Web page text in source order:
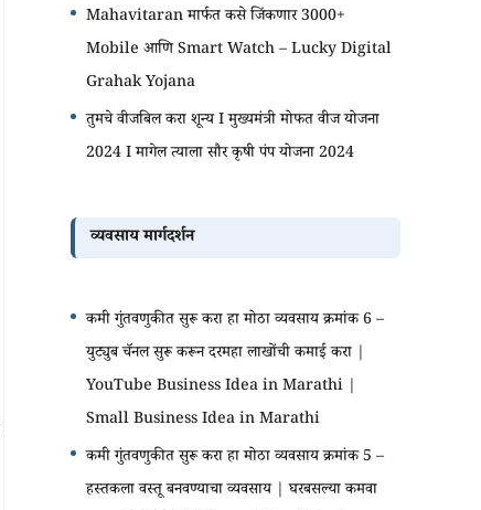
Mahavitaran मार्फत कसे जिंकणार 3000+
Mobile आणि Smart Watch – Lucky Digital
Grahak Yojana
तुमचे वीजबिल करा शून्य I मुख्यमंत्री मोफत वीज योजना
2024 I मागेल त्याला सौर कृषी पंप योजना 2024
व्यवसाय मार्गदर्शन
कमी गुंतवणुकीत सुरू करा हा मोठा व्यवसाय क्रमांक 6 –
युट्युब चॅनल सुरू करून दरमहा लाखोंची कमाई करा |
YouTube Business Idea in Marathi |
Small Business Idea in Marathi
कमी गुंतवणुकीत सुरू करा हा मोठा व्यवसाय क्रमांक 5 –
हस्तकला वस्तू बनवण्याचा व्यवसाय | घरबसल्या कमवा